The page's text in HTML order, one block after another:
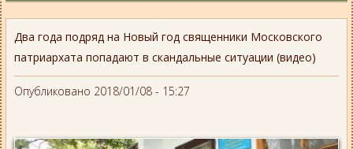
Два года подряд на Новый год священники Московского
патриархата попадают в скандальные ситуации (видео)
Опубликовано 2018/01/08 - 15:27